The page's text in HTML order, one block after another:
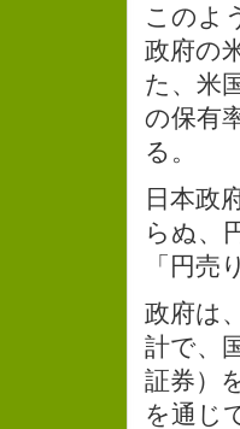
このよ
政府の
た、米
の保有
る。
日本政
らぬ、
「円
政府は
計で、
証券）
を通じ